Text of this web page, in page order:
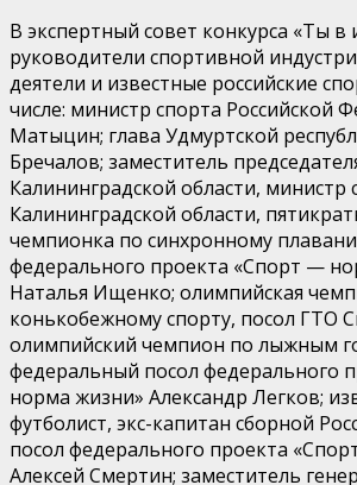
В экспертный совет конкурса «Ты в
руководители спортивной
деятели и известные российские
числе: министр спорта Российской
Матыцин; глава Удмуртской
Бречалов; заместитель
Калининградской области, министр
Калининградской области,
чемпионка по синхронному
федерального проекта «Спорт —
Наталья Ищенко; олимпийская
конькобежному спорту, посол ГТО
олимпийский чемпион по лыжным
федеральный посол федерального
норма жизни» Александр Легков;
футболист, экс-капитан сборной
посол федерального проекта
Алексей Смертин; заместитель